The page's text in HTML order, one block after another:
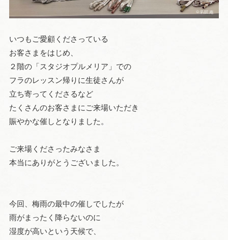
いつもご愛顧くださっている
お客さまをはじめ、
２階の「スタジオプルメリア」での
フラのレッスン帰りに生徒さんが
立ち寄ってくださるなど
たくさんのお客さまにご来場いただき
賑やかな催しとなりました。
ご来場くださったみなさま
本当にありがとうございました。
今回、梅雨の最中の催しでしたが
雨がまったく降らないのに
湿度が高いという天候で、